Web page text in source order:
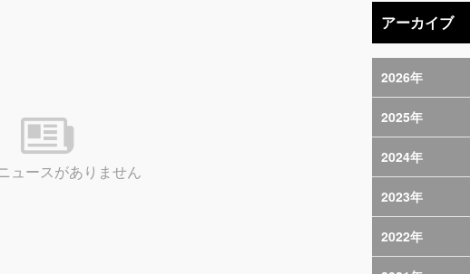
ュースがありません
アーカイブ
2026年
2025年
2024年
2023年
2022年